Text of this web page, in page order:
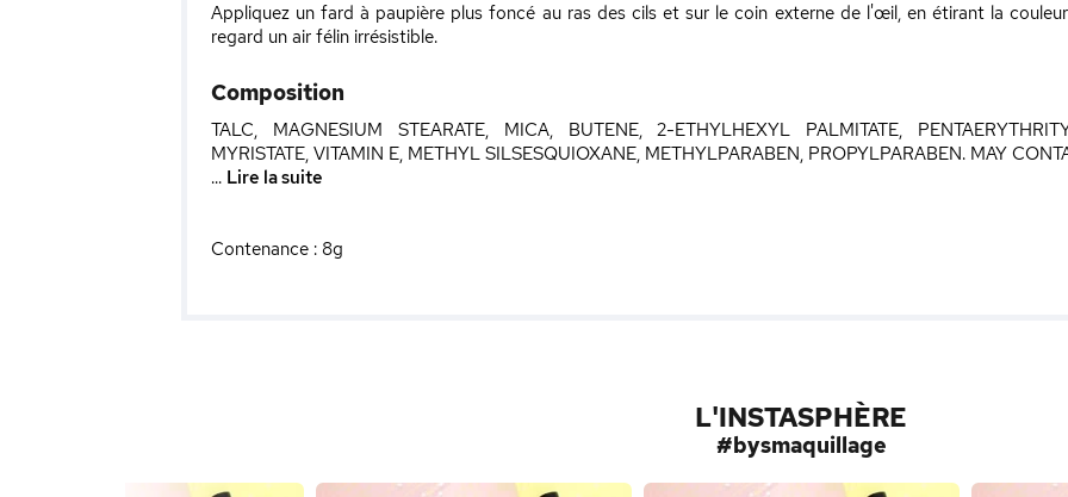
Appliquez un fard à paupière plus foncé au ras des cils et sur le coin externe de l'œil, en étirant la
regard un air félin irrésistible.
Composition
TALC, MAGNESIUM STEARATE, MICA, BUTENE, 2-ETHYLHEXYL PALMITATE,
MYRISTATE, VITAMIN E, METHYL SILSESQUIOXANE, METHYLPARABEN, PROPYLPARABEN. MAY
... Lire la suite
Contenance : 8g
L'INSTASPHÈRE
#bysmaquillage